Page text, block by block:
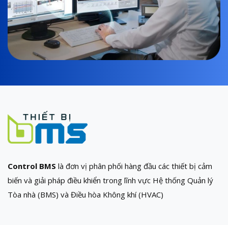
Control BMS là đơn vị phân phối hàng đầu các thiết bị cảm
biến và giải pháp điều khiển trong lĩnh vực Hệ thống Quản lý
Tòa nhà (BMS) và Điều hòa Không khí (HVAC)